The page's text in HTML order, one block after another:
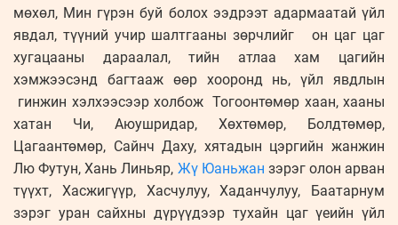
мөхөл, Мин гүрэн буй болох ээдрээт адармаатай үйл
явдал, түүний учир шалтгааны зөрчлийг он цаг цаг
хугацааны дараалал, тийн атлаа хам цагийн
хэмжээсэнд багтааж өөр хооронд нь, үйл явдлын
гинжин хэлхээсээр холбож Тогоонтөмөр хаан, хааны
хатан Чи, Аюушридар, Хөхтөмөр, Болдтөмөр,
Цагаантөмөр, Сайнч Даху, хятадын цэргийн жанжин
Лю Футун, Хань Линьяр, Жү Юаньжан зэрэг олон арван
түүхт, Хасжигүүр, Хасчулуу, Хаданчулуу, Баатарнум
зэрэг уран сайхны дүрүүдээр тухайн цаг үеийн үйл